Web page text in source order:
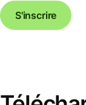
S'inscrire